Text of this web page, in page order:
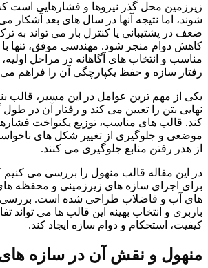
زیرزمین محل گذر نیروها و فشارهایی است
شوند، اما نتیجه آنها در سال های بعد آشکار
ضعف در پشتیبانی یا کنترل بار می تواند به
کاهش دوام منجر شود. مهندسی موفق، تنها با
مناسب و انتخاب های آگاهانه در مراحل
رفتار سازه و حفظ یکپارچگی آن را فراهم می
یکی از مهم ترین عوامل در این مسیر،
نهایی بتن را تعیین می کند و رفتار آن در
کند. قالب های مناسب، توزیع یکنواخت
موضعی و جلوگیری از تغییر شکل های
از هدر رفتن منابع جلوگیری می کنند.
در این مقاله قالب منهول را بررسی می
برای اجرای سازه های زیرزمینی و محفظه
های آب و فاضلاب طراحی شده است. بررسی
باربری و انتخاب بهینه این قالب ها می تواند
کیفیت، استحکام و دوام سازه ایجاد کند.
منهول و نقش آن در سازه